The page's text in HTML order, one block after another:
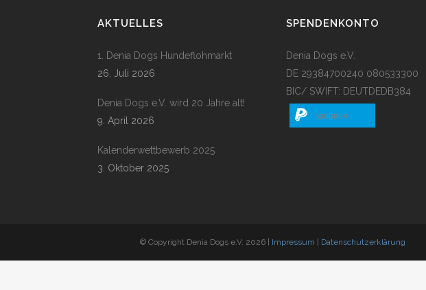
AKTUELLES
1. Denia Dogs Hundeflohmarkt
26. Juli 2026
Denia Dogs e.V. wird 20 Jahre alt!
9. April 2026
Kalenderwettbewerb 2025
3. Oktober 2025
SPENDENKONTO
Denia Dogs e.V.
DE 29384700240 080533300
BIC/ SWIFT: DEUTDEDB384
spenden
© Copyright Denia Dogs e.V. 2026 | Impressum Datenschutzerklärung